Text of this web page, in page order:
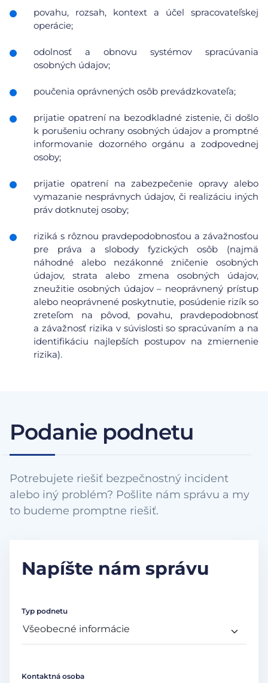
povahu, rozsah, kontext a účel spracovateľskej
operácie;
odolnosť a obnovu systémov spracúvania
osobných údajov;
poučenia oprávnených osôb prevádzkovateľa;
prijatie opatrení na bezodkladné zistenie, či došlo
k porušeniu ochrany osobných údajov a promptné
informovanie dozorného orgánu a zodpovednej
osoby;
prijatie opatrení na zabezpečenie opravy alebo
vymazanie nesprávnych údajov, či realizáciu iných
práv dotknutej osoby;
riziká s rôznou pravdepodobnosťou a závažnosťou
pre práva a slobody fyzických osôb (najmä
náhodné alebo nezákonné zničenie osobných
údajov, strata alebo zmena osobných údajov,
zneužitie osobných údajov – neoprávnený prístup
alebo neoprávnené poskytnutie, posúdenie rizík so
zreteľom na pôvod, povahu, pravdepodobnosť
a závažnosť rizika v súvislosti so spracúvaním a na
identifikáciu najlepších postupov na zmiernenie
rizika).
Podanie podnetu
Potrebujete riešiť bezpečnostný incident
alebo iný problém? Pošlite nám správu a my
to budeme promptne riešiť.
Napíšte nám správu
Typ podnetu
Kontaktná osoba